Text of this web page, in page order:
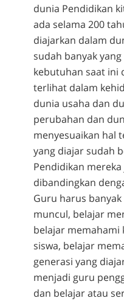
dunia Pendidikan
ada selama 200
diajarkan dalam
sudah banyak
kebutuhan saat ini
terlihat dalam
dunia usaha dan
perubahan dan
menyesuaikan hal
yang diajar sudah
Pendidikan
dibandingkan
Guru harus
muncul, belajar
belajar memahami
siswa, belajar
generasi yang
menjadi guru
dan belajar atau